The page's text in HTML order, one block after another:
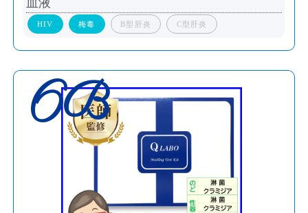
血液
HIV 梅毒 B型肝炎 C型肝炎
6B